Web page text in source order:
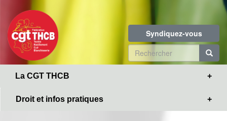
contenu
principal
Syndiquez-vous
Formulaire
de
La CGT THCB
Droit et infos pratiques